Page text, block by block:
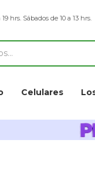
Celulares
hrs. Sábados de 10 a 13 hrs.